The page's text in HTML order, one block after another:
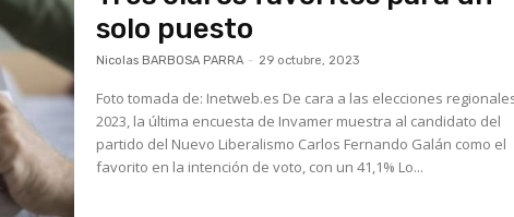
solo puesto
Nicolas BARBOSA PARRA - 29 octubre, 2023
Foto tomada de: Inetweb.es De cara a las elecciones regionales de
2023, la última encuesta de Invamer muestra al candidato del
partido del Nuevo Liberalismo Carlos Fernando Galán como el
favorito en la intención de voto, con un 41,1% Lo...